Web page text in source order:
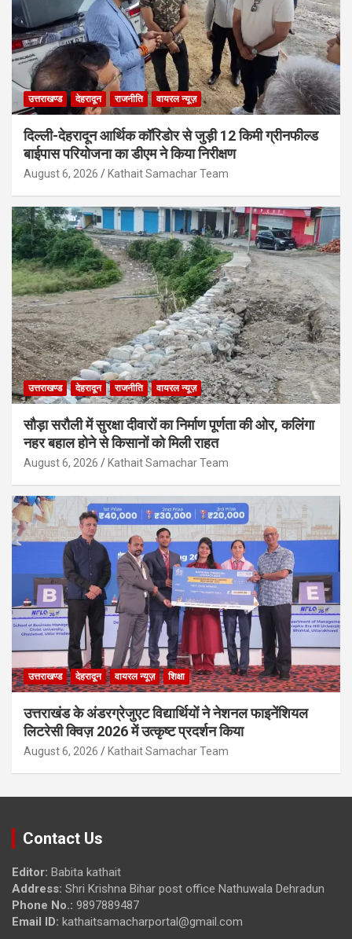
उत्तराखण्ड देहरादून राजनीति वायरल न्यूज़
दिल्ली-देहरादून आर्थिक कॉरिडोर से जुड़ी 12 किमी ग्रीनफील्ड
बाईपास परियोजना का डीएम ने किया निरीक्षण
August 6, 2026 Kathait Samachar Team
उत्तराखण्ड देहरादून राजनीति वायरल न्यूज़
सौड़ा सरौली में सुरक्षा दीवारों का निर्माण पूर्णता की ओर, कलिंगा
नहर बहाल होने से किसानों को मिली राहत
August 6, 2026 Kathait Samachar Team
उत्तराखण्ड देहरादून वायरल न्यूज़ शिक्षा
उत्तराखंड के अंडरग्रेजुएट विद्यार्थियों ने नेशनल फाइनेंशियल
लिटरेसी क्विज़ 2026 में उत्कृष्ट प्रदर्शन किया
August 6, 2026 Kathait Samachar Team
Contact Us
Editor: Babita kathait
Address: Shri Krishna Bihar post office Nathuwala Dehradun
Phone No.: 9897889487
Email ID: kathaitsamacharportal@gmail.com